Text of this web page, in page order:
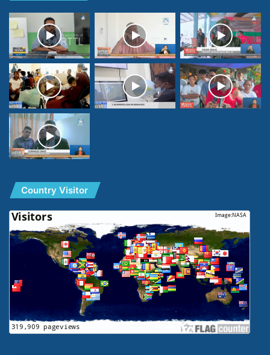
Country Visitor